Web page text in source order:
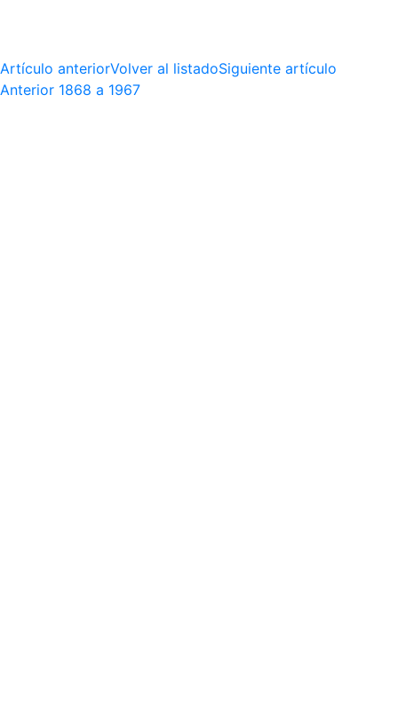
Artículo anteriorVolver al listadoSiguiente artículo
Anterior 1868 a 1967